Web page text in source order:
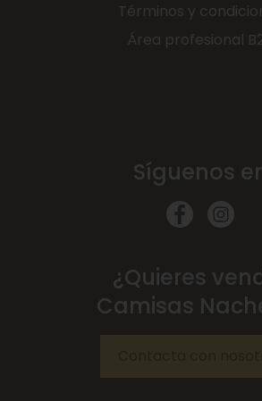
Términos y
Área profesional
Síguenos
¿Quieres
Camisas